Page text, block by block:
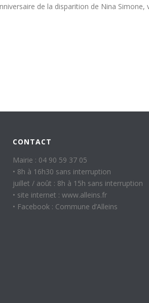
de la disparition de Nina
CONTACT
Mairie : 04 90 59 37 05
• 8h à 16h30 sans interruption
juillet / août : 8h à 15h sans interruption
• site internet : www.alleins.fr
• Facebook : Commune d’Alleins